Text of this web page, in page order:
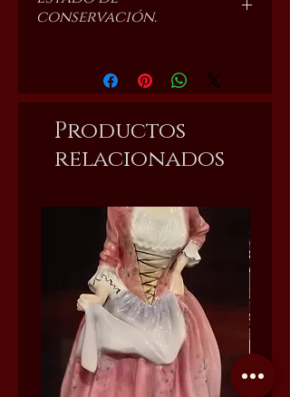
78 cm de altura.
conservación.
Productos
relacionados